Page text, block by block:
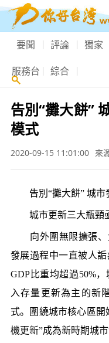
要聞 評論 獨家
服務台 綜合
告別“攤大餅”
模式
2020-09-15 11:01:00 來
告別“攤大餅” 城市
城市更新三大瓶頸亟
向外圍無限擴張、
發展過程中一直被人
GDP比重均超過50%
入存量更新為主的新
式。圍繞城市核心區開
機更新”成為新時期城市